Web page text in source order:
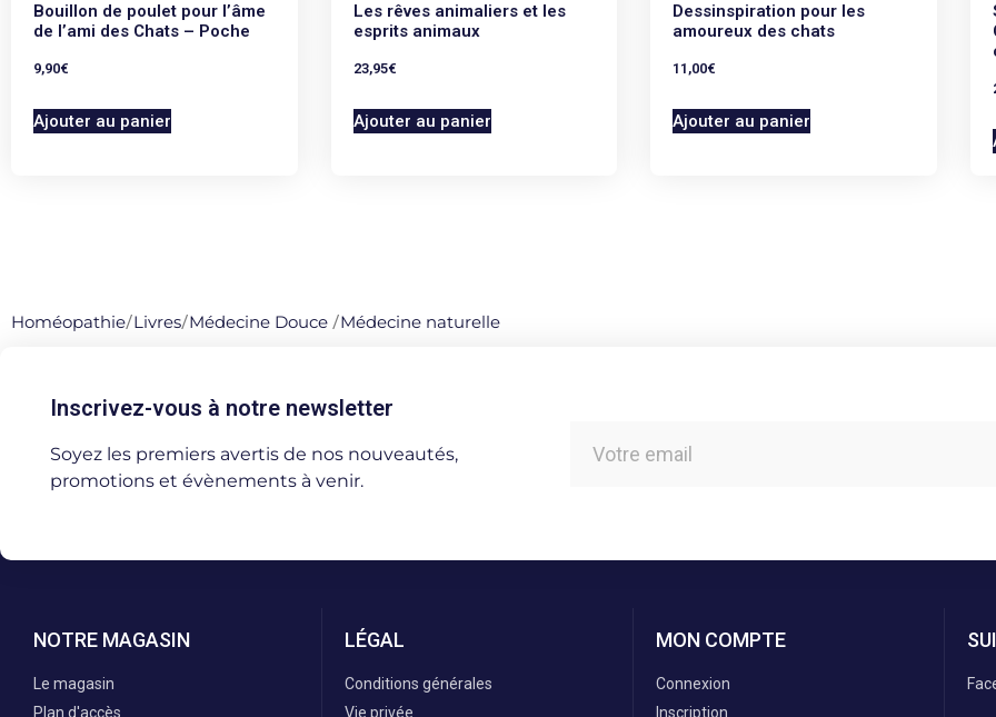
Bouillon de poulet pour l’âme
de l’ami des Chats – Poche
9,90€
Ajouter au panier
Les rêves animaliers et les
esprits animaux
23,95€
Ajouter au panier
Dessinspiration pour les
amoureux des chats
11,00€
Ajouter au panier
Homéopathie/Livres/Médecine Douce /Médecine naturelle
Inscrivez-vous à notre newsletter
Soyez les premiers avertis de nos nouveautés,
promotions et évènements à venir.
NOTRE MAGASIN
Le magasin
Plan d'accès
LÉGAL
Conditions générales
Vie privée
MON COMPTE
Connexion
Inscription